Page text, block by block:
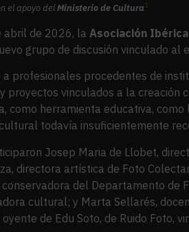
el apoyo delMinisterio de Cultura1
abril de 2026, la Asociación
grupo de discusión vinculado
a profesionales procedentes de
proyectos vinculados a la
como herramienta educativa,
todavía insuficientemente
Josep Maria de Llobet,
directora artística de Foto
conservadora del Departamento de
cultural; y Marta Sellarés,
de Edu Soto, de Ruido Foto,